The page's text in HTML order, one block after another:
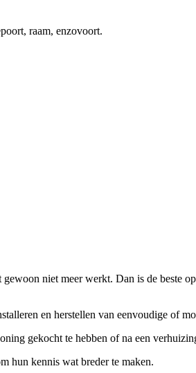
raam, enzovoort.
niet meer werkt. Dan is de beste
en herstellen van eenvoudige of
gekocht te hebben of na een
hun kennis wat breder te maken.